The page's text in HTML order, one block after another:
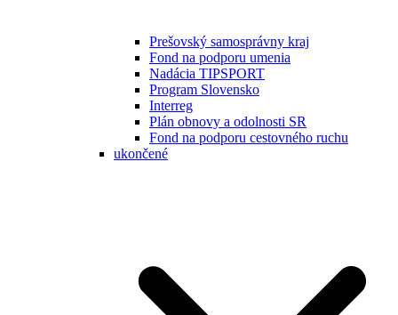
Prešovský samosprávny kraj
Fond na podporu umenia
Nadácia TIPSPORT
Program Slovensko
Interreg
Plán obnovy a odolnosti SR
Fond na podporu cestovného ruchu
ukončené